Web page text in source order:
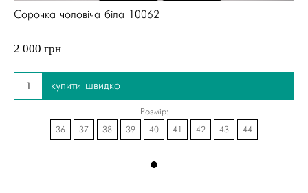
Сорочка чоловіча біла 10062
2 000 грн
купити швидко
Розмір:
36
37 38 39 40 41 42 43 44